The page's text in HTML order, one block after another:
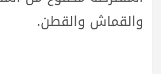
والقماش والقطن.